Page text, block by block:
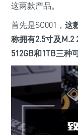
这两款产品。
首先是SC001， 这
称拥有2.5寸及M.2
512GB和1TB三种